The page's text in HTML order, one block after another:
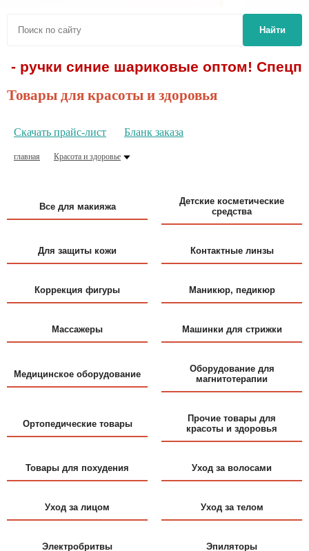
Найти
ручки синие шариковые оптом!
Товары для красоты и здоровья
Скачать прайс-лист Бланк заказа
главная Красота и здоровье
Все для макияжа
Детские косметические
средства
Для защиты кожи Контактные линзы
Коррекция фигуры Маникюр, педикюр
Массажеры Машинки для стрижки
Медицинское оборудование
Оборудование для
магнитотерапии
Ортопедические товары
Прочие товары для
красоты и здоровья
Товары для похудения Уход за волосами
Уход за лицом Уход за телом
Электробритвы Эпиляторы